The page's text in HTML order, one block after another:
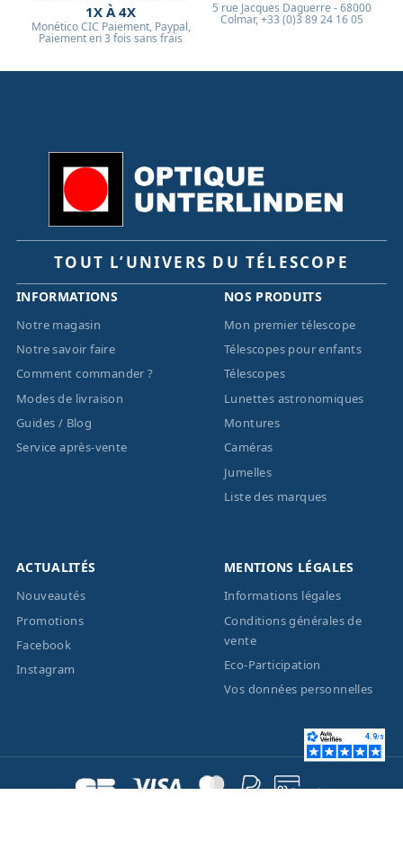
1X À 4X
Monético CIC Paiement, Paypal,
Paiement en 3 fois sans frais
5 rue Jacques Daguerre - 68000
Colmar, +33 (0)3 89 24 16 05
TOUT L’UNIVERS DU TÉLESCOPE
INFORMATIONS
Notre magasin
Notre savoir faire
Comment commander ?
Modes de livraison
Guides / Blog
Service après-vente
NOS PRODUITS
Mon premier télescope
Télescopes pour enfants
Télescopes
Lunettes astronomiques
Montures
Caméras
Jumelles
Liste des marques
ACTUALITÉS
Nouveautés
Promotions
Facebook
Instagram
MENTIONS LÉGALES
Informations légales
Conditions générales de
vente
Eco-Participation
Vos données personnelles